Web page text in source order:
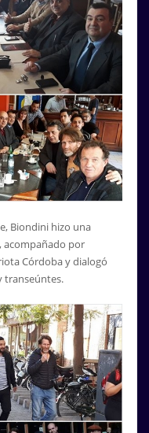
Biondini hizo una
acompañado por
Córdoba y dialogó
transeúntes.